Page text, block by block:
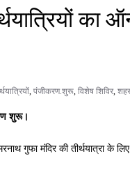
का
, पंजीकरण.शुरू, विशेष शिविर,
शुरू।
गुफा मंदिर की तीर्थयात्रा के